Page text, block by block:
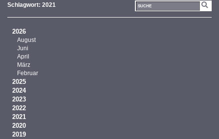
Schlagwort: 2021
2026
August
Juni
April
März
Februar
2025
2024
2023
2022
2021
2020
2019